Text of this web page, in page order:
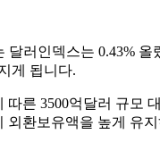
러인덱스는 0.43%
게 됩니다.
른 3500억달러 규모
환보유액을 높게 유